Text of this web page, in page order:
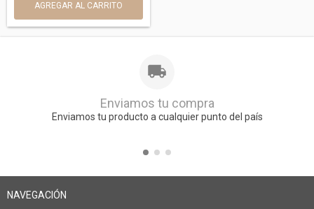
AGREGAR AL CARRITO
Enviamos tu compra
Enviamos tu producto a cualquier punto del país
NAVEGACIÓN